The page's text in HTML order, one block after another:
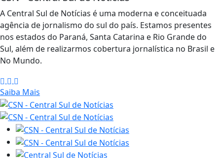
A Central Sul de Notícias é uma moderna e conceituada
agência de jornalismo do sul do país. Estamos presentes
nos estados do Paraná, Santa Catarina e Rio Grande do
Sul, além de realizarmos cobertura jornalística no Brasil e
No Mundo.
Saiba Mais